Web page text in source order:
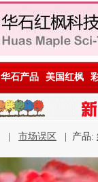
华石产品 美国红枫
市场误区 | 产品: